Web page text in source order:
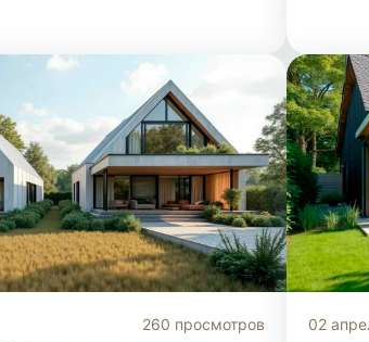
общедоступных
Следуя нашему гиду,
проверите
и избежите
260 просмотров 02